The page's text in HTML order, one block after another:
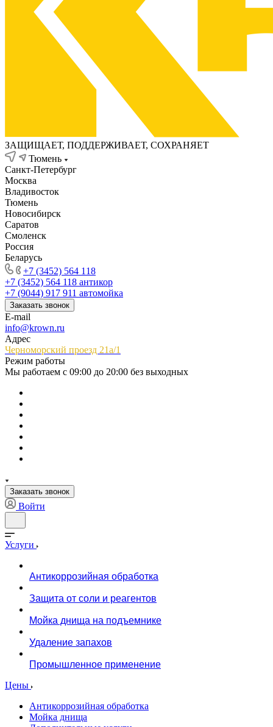
ЗАЩИЩАЕТ, ПОДДЕРЖИВАЕТ, СОХРАНЯЕТ
Тюмень
Санкт-Петербург
Москва
Владивосток
Тюмень
Новосибирск
Саратов
Смоленск
Россия
Беларусь
+7 (3452) 564 118
+7 (3452) 564 118 антикор
+7 (9044) 917 911 автомойка
Заказать звонок
E-mail
info@krown.ru
Адрес
Черноморский проезд 21а/1
Режим работы
Мы работаем с 09:00 до 20:00 без выходных
Заказать звонок
Войти
Услуги
Антикоррозийная обработка
Защита от соли и реагентов
Мойка днища на подъемнике
Удаление запахов
Промышленное применение
Цены
Антикоррозийная обработка
Мойка днища